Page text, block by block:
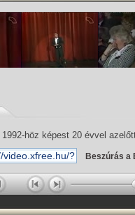
1992-höz képest 20 évvel
Beszúrás a